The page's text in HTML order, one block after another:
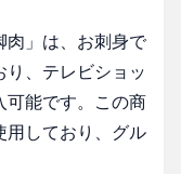
肉」は、お刺身で
り、テレビショッ
可能です。この商
用しており、グル